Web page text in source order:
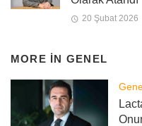
20 Şubat 2026
MORE IN GENEL